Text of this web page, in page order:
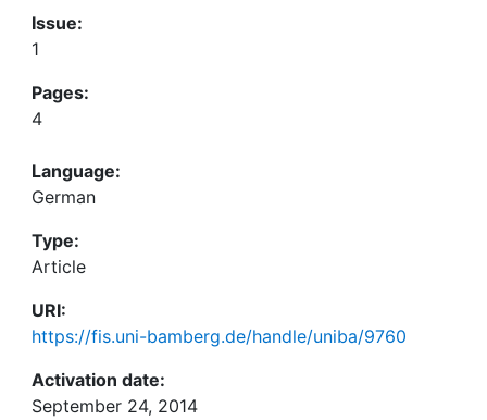
Issue:
1
Pages:
4
Language:
German
Type:
Article
URI:
https://fis.uni-bamberg.de/handle/uniba/9760
Activation date:
September 24, 2014